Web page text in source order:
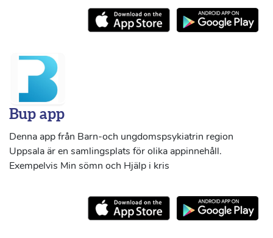
Bup app
Denna app från Barn-och ungdomspsykiatrin region
Uppsala är en samlingsplats för olika appinnehåll.
Exempelvis Min sömn och Hjälp i kris